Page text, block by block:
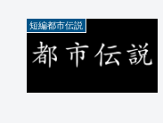
短編都市伝説